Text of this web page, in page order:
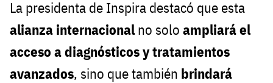
La presidenta de Inspira destacó que esta
alianza internacional no solo ampliará el
acceso a diagnósticos y tratamientos
avanzados, sino que también brindará